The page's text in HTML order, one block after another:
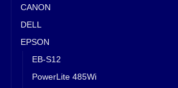
CANON
DELL
EPSON
EB-S12
PowerLite 485Wi